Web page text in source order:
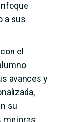
a sus
el
avances y
su
mejores